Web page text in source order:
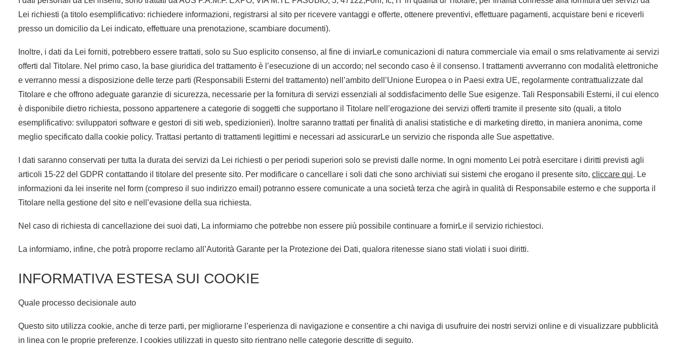
Lei richiesti (a titolo esemplificativo: richiedere informazioni, registrarsi al sito per ricevere vantaggi e offerte, ottenere preventivi, effettuare pagamenti, acquistare beni e riceverli
presso un domicilio da Lei indicato, effettuare una prenotazione, scambiare documenti).
Inoltre, i dati da Lei forniti, potrebbero essere trattati, solo su Suo esplicito consenso, al fine di inviarLe comunicazioni di natura commerciale via email o sms relativamente ai servizi
offerti dal Titolare. Nel primo caso, la base giuridica del trattamento è l’esecuzione di un accordo; nel secondo caso è il consenso. I trattamenti avverranno con modalità elettroniche
e verranno messi a disposizione delle terze parti (Responsabili Esterni del trattamento) nell’ambito dell’Unione Europea o in Paesi extra UE, regolarmente contrattualizzate dal
Titolare e che offrono adeguate garanzie di sicurezza, necessarie per la fornitura di servizi essenziali al soddisfacimento delle Sue esigenze. Tali Responsabili Esterni, il cui elenco
è disponibile dietro richiesta, possono appartenere a categorie di soggetti che supportano il Titolare nell’erogazione dei servizi offerti tramite il presente sito (quali, a titolo
esemplificativo: sviluppatori software e gestori di siti web, spedizionieri). Inoltre saranno trattati per finalità di analisi statistiche e di marketing diretto, in maniera anonima, come
meglio specificato dalla cookie policy. Trattasi pertanto di trattamenti legittimi e necessari ad assicurarLe un servizio che risponda alle Sue aspettative.
I dati saranno conservati per tutta la durata dei servizi da Lei richiesti o per periodi superiori solo se previsti dalle norme. In ogni momento Lei potrà esercitare i diritti previsti agli
articoli 15-22 del GDPR contattando il titolare del presente sito. Per modificare o cancellare i soli dati che sono archiviati sui sistemi che erogano il presente sito, cliccare qui. Le
informazioni da lei inserite nel form (compreso il suo indirizzo email) potranno essere comunicate a una società terza che agirà in qualità di Responsabile esterno e che supporta il
Titolare nella gestione del sito e nell’evasione della sua richiesta.
Nel caso di richiesta di cancellazione dei suoi dati, La informiamo che potrebbe non essere più possibile continuare a fornirLe il servizio richiestoci.
La informiamo, infine, che potrà proporre reclamo all’Autorità Garante per la Protezione dei Dati, qualora ritenesse siano stati violati i suoi diritti.
INFORMATIVA ESTESA SUI COOKIE
Quale processo decisionale auto
Questo sito utilizza cookie, anche di terze parti, per migliorarne l’esperienza di navigazione e consentire a chi naviga di usufruire dei nostri servizi online e di visualizzare pubblicità
in linea con le proprie preferenze. I cookies utilizzati in questo sito rientrano nelle categorie descritte di seguito.